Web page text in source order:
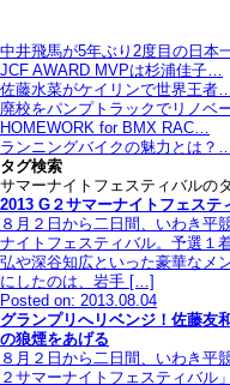
中井飛馬が5年ぶり2度目の日本
JCF AWARD MVPは杉浦佳子…
佐藤水菜がケイリンで世界王者…
廃校をパンプトラックでリノベ
HOMEWORK for BMX RAC…
ランニングバイクの魅力とは？…
タグ検索
サマーナイトフェスティバルの
2013 G２サマーナイトフェステ
８月２日から二日間、いわき平
ナイトフェスティバル。予選１
弘や深谷知広といった豪華なメ
にしたのは、岩手 […]
Posted on: 2013.08.04
グランプリへリベンジ！佐藤友
の狼煙をあげる
８月２日から二日間、いわき平
２サマーナイトフェスティバル